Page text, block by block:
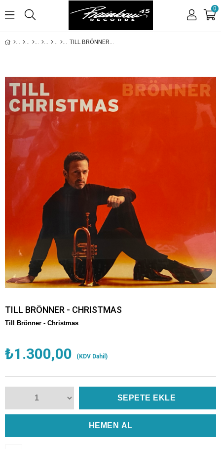
0
TILL BRÖNNER - CHRISTMAS
TILL BRÖNNER - CHRISTMAS
Till Brönner - Christmas
₺1.300,00 (KDV Dahil)